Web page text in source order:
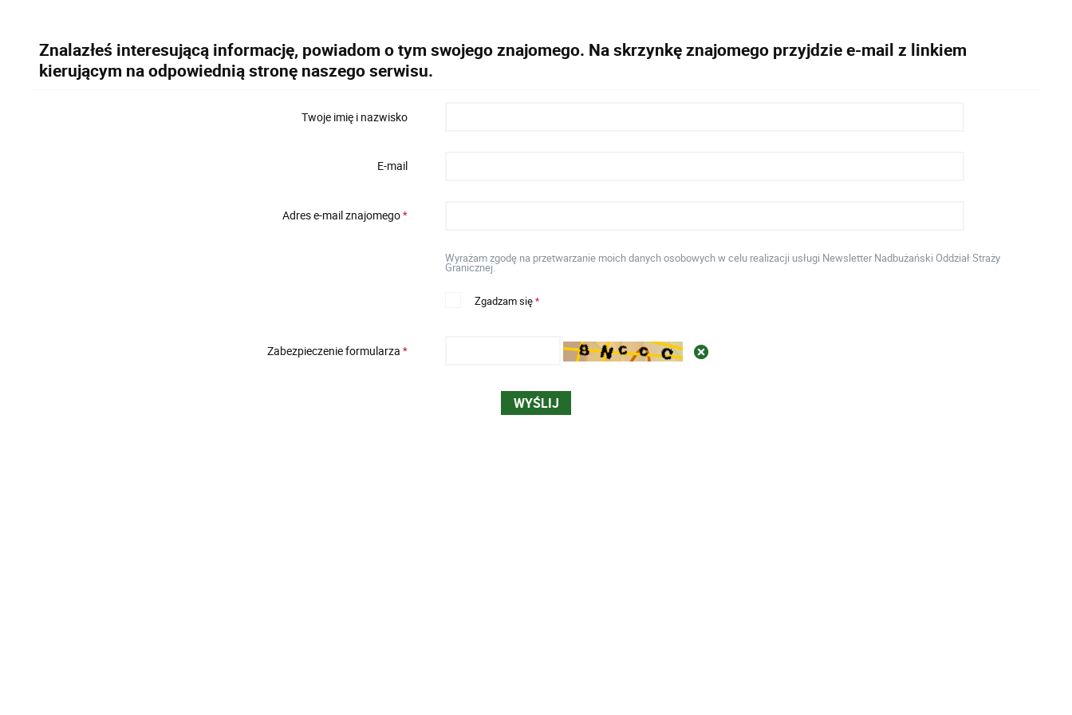
Znalazłeś interesującą informację, powiadom o tym swojego znajomego. Na skrzynkę znajomego przyjdzie e-mail z linkiem
kierującym na odpowiednią stronę naszego serwisu.
Twoje imię i nazwisko
E-mail
Adres e-mail znajomego*
Wyrażam zgodę na przetwarzanie moich danych osobowych w celu realizacji usługi Newsletter Nadbużański Oddział Straży
Granicznej.
Zgadzam się*
Zabezpieczenie formularza *